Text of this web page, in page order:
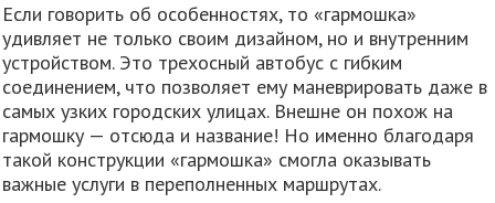
Если говорить об особенностях, то «гармошка»
удивляет не только своим дизайном, но и внутренним
устройством. Это трехосный автобус с гибким
соединением, что позволяет ему маневрировать даже в
самых узких городских улицах. Внешне он похож на
гармошку — отсюда и название! Но именно благодаря
такой конструкции «гармошка» смогла оказывать
важные услуги в переполненных маршрутах.